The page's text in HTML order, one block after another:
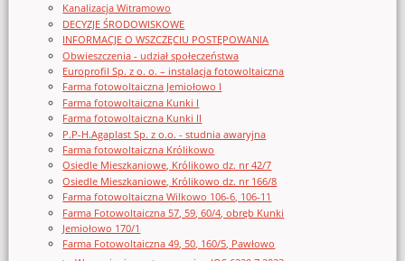
Kanalizacja Witramowo
DECYZJE ŚRODOWISKOWE
INFORMACJE O WSZCZĘCIU POSTĘPOWANIA
Obwieszczenia - udział społeczeństwa
Europrofil Sp. z o. o. – instalacja fotowoltaiczna
Farma fotowoltaiczna Jemiołowo I
Farma fotowoltaiczna Kunki I
Farma fotowoltaiczna Kunki II
P.P-H.Agaplast Sp. z o.o. - studnia awaryjna
Farma fotowoltaiczna Królikowo
Osiedle Mieszkaniowe, Królikowo dz. nr 42/7
Osiedle Mieszkaniowe, Królikowo dz. nr 166/8
Farma fotowoltaiczna Wilkowo 106-6, 106-11
Farma Fotowoltaiczna 57, 59, 60/4, obręb Kunki
Jemiołowo 170/1
Farma Fotowoltaiczna 49, 50, 160/5, Pawłowo